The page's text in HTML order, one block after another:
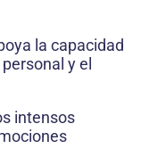
la capacidad
y el
intensos